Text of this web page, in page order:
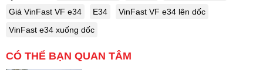
Giá VinFast VF e34
E34
VinFast VF e34 lên dốc
VinFast e34 xuống dốc
CÓ THỂ BẠN QUAN TÂM